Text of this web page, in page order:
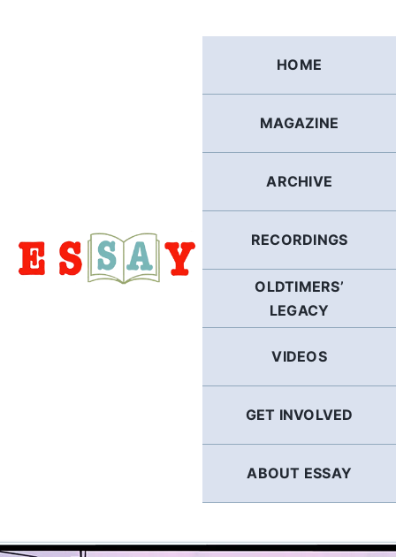
HOME
MAGAZINE
ARCHIVE
RECORDINGS
OLDTIMERS’
LEGACY
VIDEOS
GET INVOLVED
ABOUT ESSAY